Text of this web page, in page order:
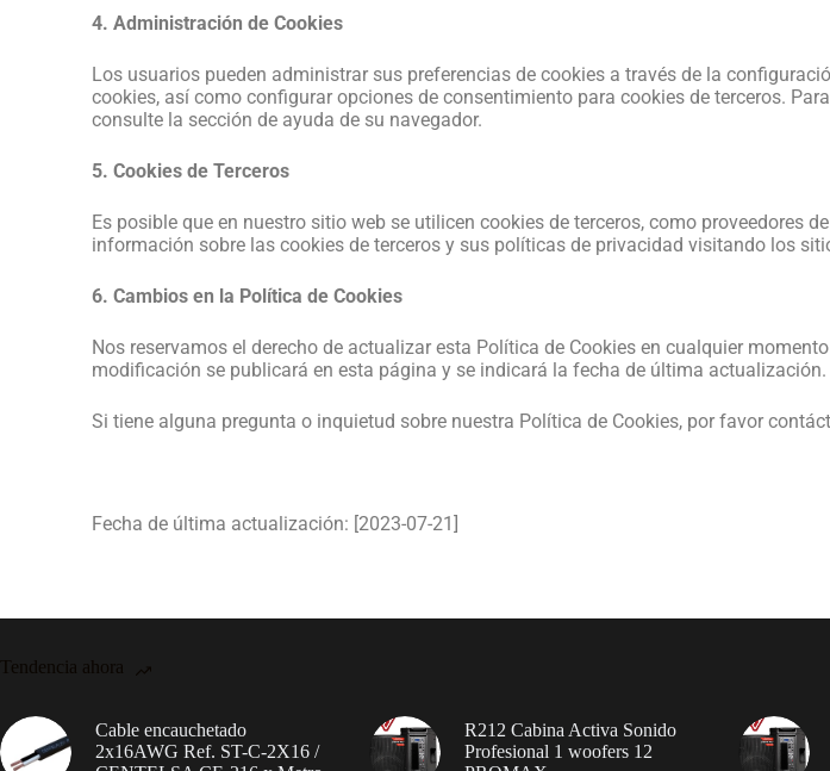
4. Administración de Cookies
Los usuarios pueden administrar sus preferencias de cookies a través de la
cookies, así como configurar opciones de consentimiento para cookies de terceros.
consulte la sección de ayuda de su navegador.
5. Cookies de Terceros
Es posible que en nuestro sitio web se utilicen cookies de terceros, como proveedores
información sobre las cookies de terceros y sus políticas de privacidad visitando los
6. Cambios en la Política de Cookies
Nos reservamos el derecho de actualizar esta Política de Cookies en cualquier
modificación se publicará en esta página y se indicará la fecha de última actualización.
Si tiene alguna pregunta o inquietud sobre nuestra Política de Cookies, por favor
Fecha de última actualización: [2023-07-21]
Tendencia ahora
Cable encauchetado
2x16AWG Ref. ST-C-2X16 /
R212 Cabina Activa Sonido
Profesional 1 woofers 12